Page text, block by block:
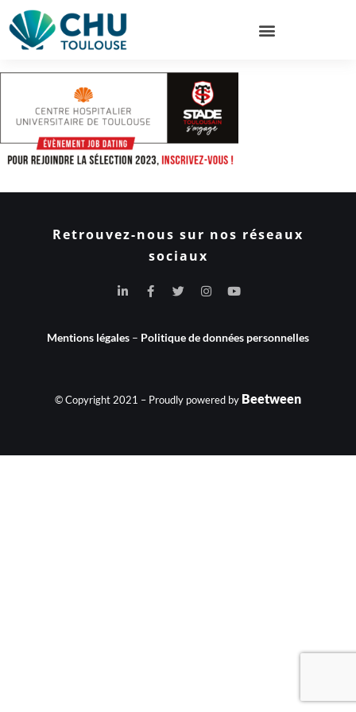
Retrouvez-nous sur nos réseaux
sociaux
Mentions légales – Politique de données personnelles
© Copyright 2021 – Proudly powered by Beetween